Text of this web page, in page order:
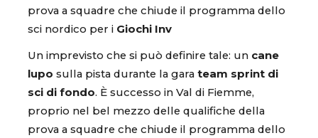
prova a squadre che chiude il programma dello
sci nordico per i Giochi Inv
Un imprevisto che si può definire tale: un cane
lupo sulla pista durante la gara team sprint di
sci di fondo. È successo in Val di Fiemme,
proprio nel bel mezzo delle qualifiche della
prova a squadre che chiude il programma dello